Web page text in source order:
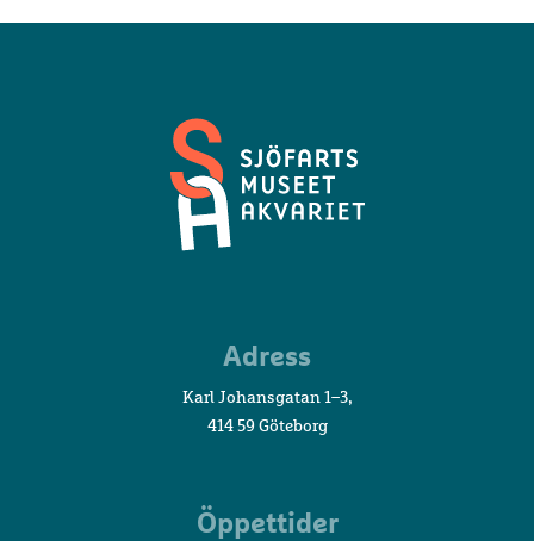
AkvarietAdress
Karl Johansgatan 1–3,
414 59 Göteborg
Öppettider